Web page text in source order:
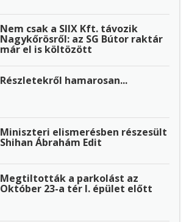
Nem csak a SIIX Kft. távozik
Nagykőrösről: az SG Bútor raktár
már el is költözött
Részletekről hamarosan...
Miniszteri elismerésben részesült
Shihan Ábrahám Edit
Megtiltották a parkolást az
Október 23-a tér I. épület előtt